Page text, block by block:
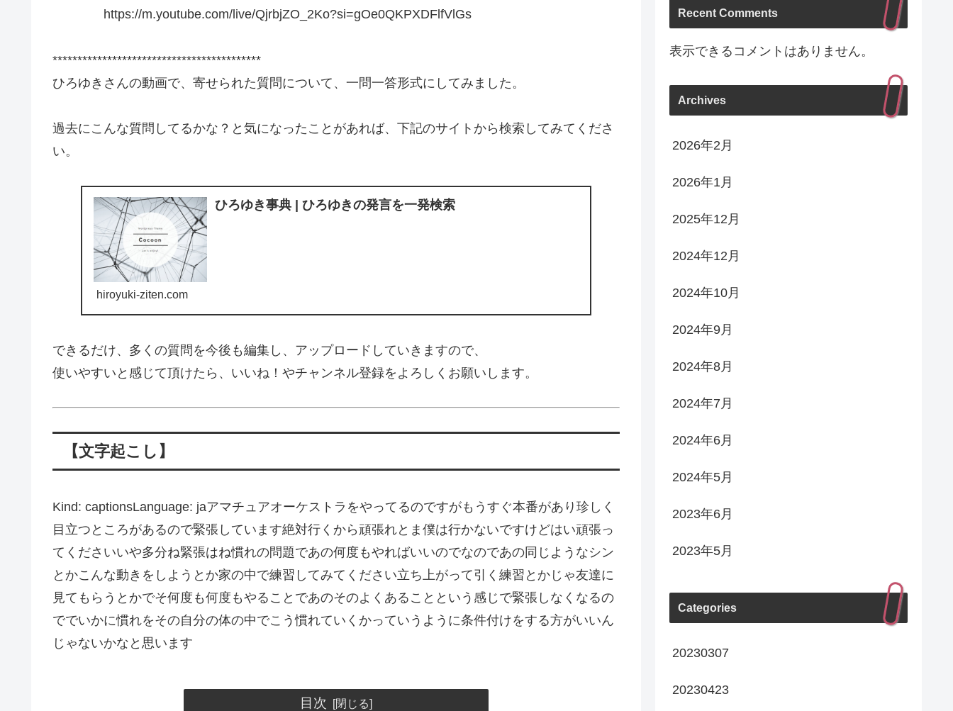
https://m.youtube.com/live/QjrbjZO_2Ko?si=gOe0QKPXDFlfVlGs
******************************************
ひろゆきさんの動画で、寄せられた質問について、一問一答形式にしてみました。
過去にこんな質問してるかな？と気になったことがあれば、下記のサイトから検索してみてくださ
い。
ひろゆき事典 | ひろゆきの発言を一発検索
hiroyuki-ziten.com
できるだけ、多くの質問を今後も編集し、アップロードしていきますので、
使いやすいと感じて頂けたら、いいね！やチャンネル登録をよろしくお願いします。
【文字起こし】
Kind: captionsLanguage: jaアマチュアオーケストラをやってるのですがもうすぐ本番があり珍しく
目立つところがあるので緊張しています絶対行くから頑張れとま僕は行かないですけどはい頑張っ
てくださいいや多分ね緊張はね慣れの問題であの何度もやればいいのでなのであの同じようなシン
とかこんな動きをしようとか家の中で練習してみてください立ち上がって引く練習とかじゃ友達に
見てもらうとかでそ何度も何度もやることであのそのよくあることという感じで緊張しなくなるの
ででいかに慣れをその自分の体の中でこう慣れていくかっていうように条件付けをする方がいいん
じゃないかなと思います
目次
Recent Comments
表示できるコメントはありません。
Archives
2026年2月
2026年1月
2025年12月
2024年12月
2024年10月
2024年9月
2024年8月
2024年7月
2024年6月
2024年5月
2023年6月
2023年5月
Categories
20230307
20230423